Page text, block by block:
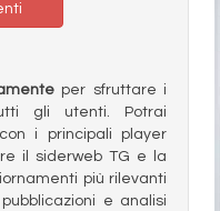
per sfruttare i
gli utenti. Potrai
i principali player
il siderweb TG e la
più rilevanti
e analisi